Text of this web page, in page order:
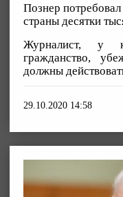
Познер
страны десятки
Журналист, у
гражданство,
должны
29.10.2020 14:58